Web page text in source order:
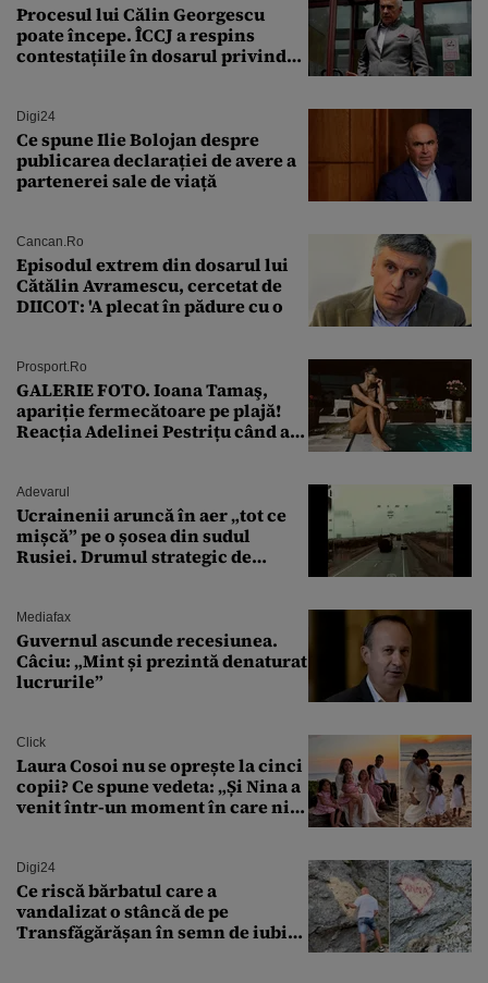
Procesul lui Călin Georgescu
poate începe. ÎCCJ a respins
contestațiile în dosarul privind
Digi24
Ce spune Ilie Bolojan despre
publicarea declarației de avere a
partenerei sale de viață
Cancan.ro
Episodul extrem din dosarul lui
Cătălin Avramescu, cercetat de
DIICOT: 'A plecat în pădure cu o
Prosport.ro
GALERIE FOTO. Ioana Tamaş,
apariție fermecătoare pe plajă!
Reacția Adelinei Pestrițu când a
Adevarul
Ucrainenii aruncă în aer „tot ce
mișcă” pe o șosea din sudul
Rusiei. Drumul strategic de
Mediafax
Guvernul ascunde recesiunea.
Câciu: „Mint și prezintă denaturat
lucrurile”
Click
Laura Cosoi nu se oprește la cinci
copii? Ce spune vedeta: „Și Nina a
venit într-un moment în care nici
Digi24
Ce riscă bărbatul care a
vandalizat o stâncă de pe
Transfăgărășan în semn de iubire